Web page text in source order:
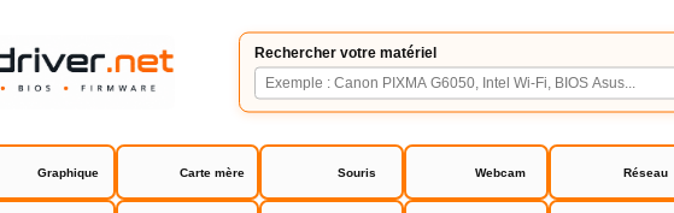
Rechercher votre matériel
Graphique Carte mère Souris Webcam Réseau